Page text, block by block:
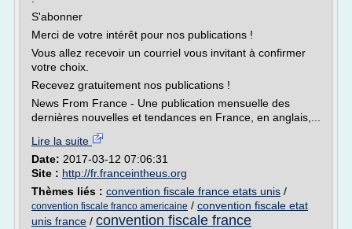
S'abonner
Merci de votre intérêt pour nos publications !
Vous allez recevoir un courriel vous invitant à confirmer
votre choix.
Recevez gratuitement nos publications !
News From France - Une publication mensuelle des
dernières nouvelles et tendances en France, en anglais,...
Lire la suite
Date: 2017-03-12 07:06:31
Site : http://fr.franceintheus.org
Thèmes liés : convention fiscale france etats unis /
convention fiscale franco americaine / convention fiscale etat
unis france / convention fiscale france